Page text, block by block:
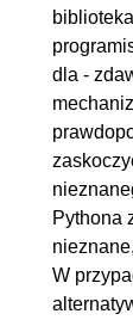
3.1.
3.2.
funkcji
3.3. Sloty
3.4.
3.5.
3.6.
dla -
Pythona
W